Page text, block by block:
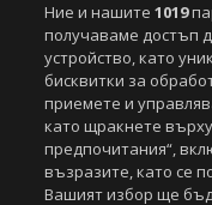
Ние и нашите1019
получаваме достъп
устройство, като
бисквитки за
приемете и
като щракнете
предпочитания“,
възразите, като се
Вашият избор ще